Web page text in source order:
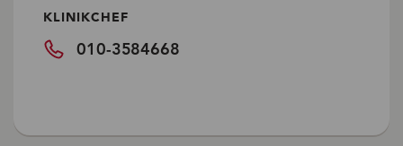
KLINIKCHEF
010-3584668